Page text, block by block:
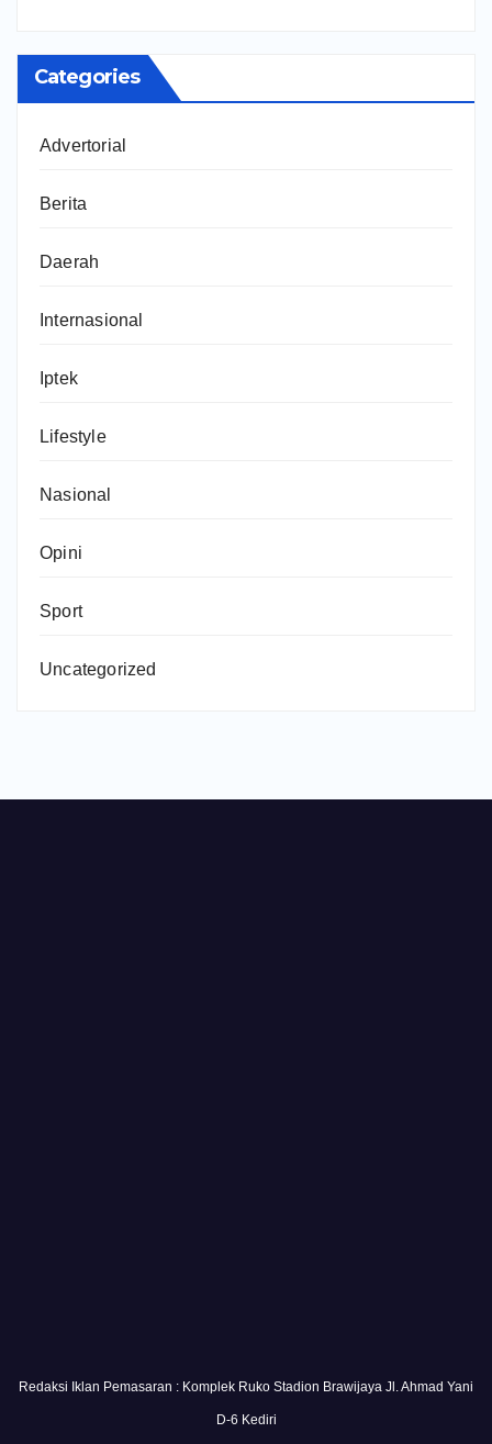
Categories
Advertorial
Berita
Daerah
Internasional
Iptek
Lifestyle
Nasional
Opini
Sport
Uncategorized
Redaksi Iklan Pemasaran : Komplek Ruko Stadion Brawijaya Jl. Ahmad Yani
D-6 Kediri